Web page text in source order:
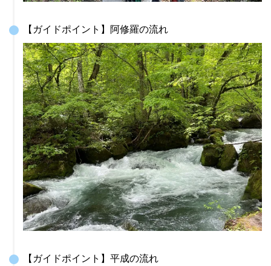
【ガイドポイント】阿修羅の流れ
【ガイドポイント】平成の流れ